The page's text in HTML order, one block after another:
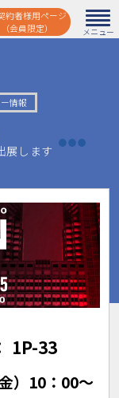
約者様用ページ
（会員限定）
情報
展します
1P-33
）10：00〜